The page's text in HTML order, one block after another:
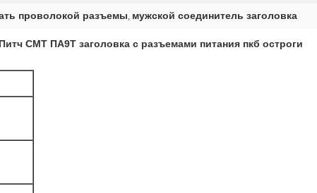
проволокой разъемы, мужской соединитель заголовка
СМТ ПА9Т заголовка с разъемами питания пкб остроги